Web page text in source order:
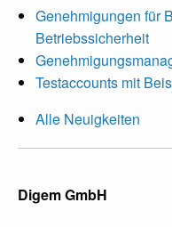
Genehmigungen für
Betriebssicherheit
Testaccounts mit
Alle Neuigkeiten
Digem GmbH